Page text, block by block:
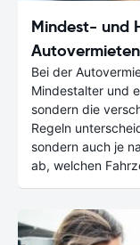
Mindest- und
Autovermieten
Bei der
Mindestalter und
sondern die
Regeln
sondern auch je
ab, welchen